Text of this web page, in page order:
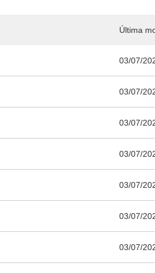
Última
03/07/
03/07/
03/07/
03/07/
03/07/
03/07/
03/07/